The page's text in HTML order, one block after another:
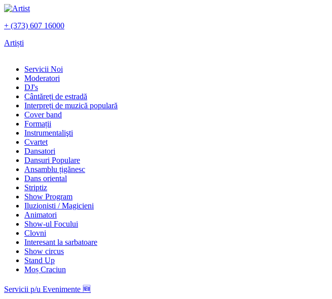
+ (373) 607 16000
Artiști
Servicii Noi
Moderatori
DJ's
Сântăreți de estradă
Interpreți de muzică populară
Сover band
Formații
Instrumentalişti
Cvartet
Dansatori
Dansuri Populare
Ansamblu țigănesc
Dans oriental
Striptiz
Show Program
Iluzionisti / Magicieni
Animatori
Show-ul Focului
Clovni
Interesant la sarbatoare
Show circus
Stand Up
Moș Craciun
Servicii p/u Evenimente 🆕